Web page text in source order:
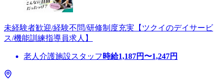
未経験者歓迎/経験不問/研修制度充実【ツクイのデイサービ
ス/機能訓練指導員求人】
老人介護施設スタッフ 時給1,187円〜1,247円